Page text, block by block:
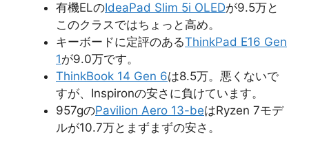
有機ELのIdeaPad Slim 5i OLEDが9.5万と
このクラスではちょっと高め。
キーボードに定評のあるThinkPad E16 Gen
1が9.0万です。
ThinkBook 14 Gen 6は8.5万。悪くないで
すが、Inspironの安さに負けています。
957gのPavilion Aero 13-beはRyzen 7モデ
ルが10.7万とまずまずの安さ。